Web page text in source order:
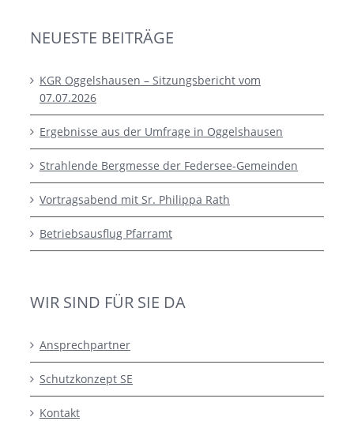
NEUESTE BEITRÄGE
KGR Oggelshausen – Sitzungsbericht vom
07.07.2026
Ergebnisse aus der Umfrage in Oggelshausen
Strahlende Bergmesse der Federsee-Gemeinden
Vortragsabend mit Sr. Philippa Rath
Betriebsausflug Pfarramt
WIR SIND FÜR SIE DA
Ansprechpartner
Schutzkonzept SE
Kontakt